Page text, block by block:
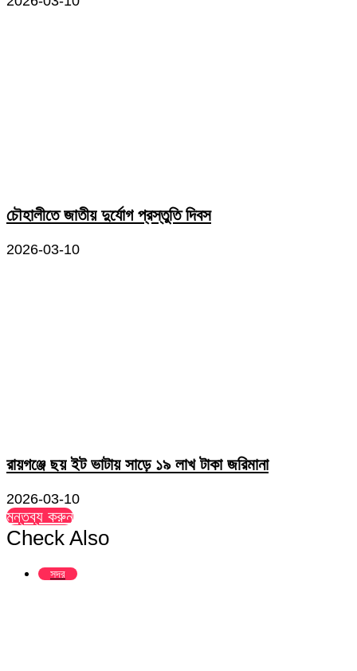
চৌহালীতে জাতীয় দুর্যোগ প্রস্তুতি দিবস
2026-03-10
রায়গঞ্জে ছয় ইট ভাটায় সাড়ে ১৯ লাখ টাকা জরিমানা
2026-03-10
মন্তব্য করুন
Check Also
সদর